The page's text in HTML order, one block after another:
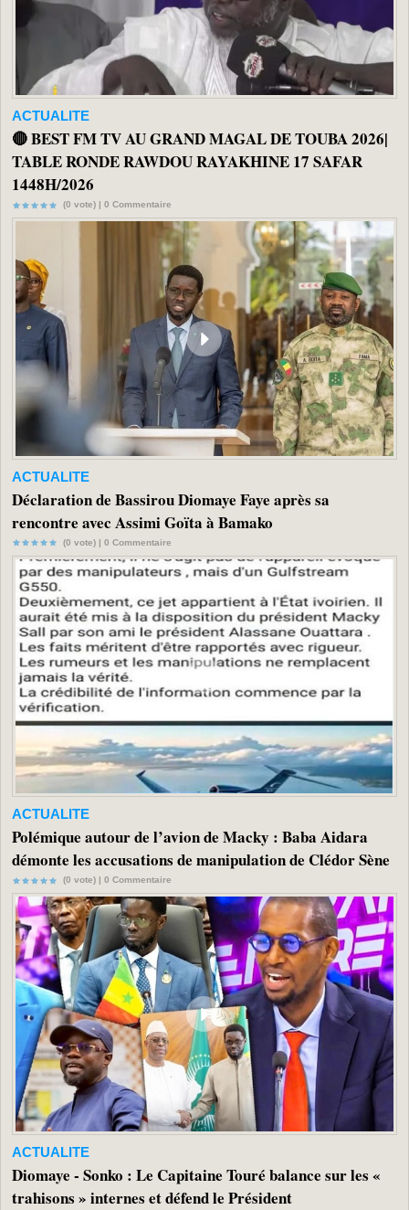
ACTUALITE
🔴 BEST FM TV AU GRAND MAGAL DE TOUBA 2026|
TABLE RONDE RAWDOU RAYAKHINE 17 SAFAR
1448H/2026
(0 vote) | 0 Commentaire
ACTUALITE
Déclaration de Bassirou Diomaye Faye après sa
rencontre avec Assimi Goïta à Bamako
(0 vote) | 0 Commentaire
ACTUALITE
Polémique autour de l’avion de Macky : Baba Aidara
démonte les accusations de manipulation de Clédor Sène
(0 vote) | 0 Commentaire
ACTUALITE
Diomaye - Sonko : Le Capitaine Touré balance sur les «
trahisons » internes et défend le Président